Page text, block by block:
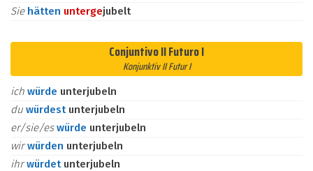
Sie hätten untergejubelt
Conjuntivo II Futuro I
Konjunktiv II Futur I
ich würde unterjubeln
du würdest unterjubeln
er/sie/eswürde unterjubeln
wirwürden unterjubeln
ihrwürdet unterjubeln